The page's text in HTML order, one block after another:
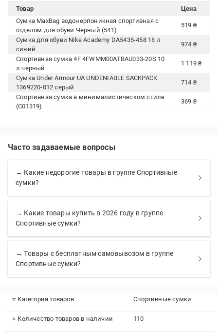
Товар
Цена
Сумка MaxBag водонерпоникная спортивная с
отделом для обуви Черный (541)
519 ₴
Сумка для обуви Nike Academy DA5435-458 18 л
синий
974 ₴
Спортивная сумка 4F 4FWMM00ATBAU033-20S 10
л черный
1 119 ₴
Сумка Under Armour UA UNDENIABLE SACKPACK
1369220-012 серый
714 ₴
Спортивная сумка в минималистическом стиле
(C01319)
369 ₴
Часто задаваемые вопросы
→ Какие недорогие товары в группе Спортивные
сумки?
→ Какие товары купить в 2026 году в группе
Спортивные сумки?
→ Товары с бесплатным самовывозом в группе
Спортивные сумки?
⭐ Категория товаров Спортивные сумки
⭐ Количество товаров в наличии 110